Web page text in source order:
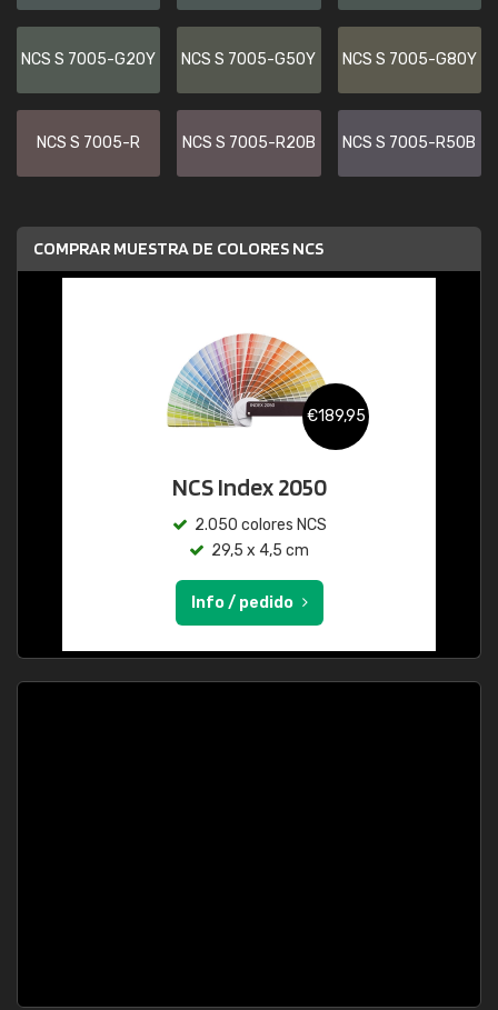
NCS S 7005-G20Y NCS S 7005-G50Y NCS S 7005-G80Y
NCS S 7005-R NCS S 7005-R20B NCS S 7005-R50B
COMPRAR MUESTRA DE COLORES NCS
€189,95
NCS Index 2050
2.050 colores NCS
29,5 x 4,5 cm
Info / pedido